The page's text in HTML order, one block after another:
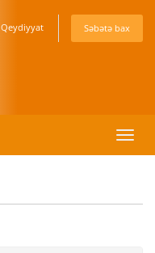
Qeydiyyat Səbətə bax
keçid